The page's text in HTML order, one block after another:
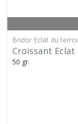
Bridor Eclat du
Croissant
50 gr.